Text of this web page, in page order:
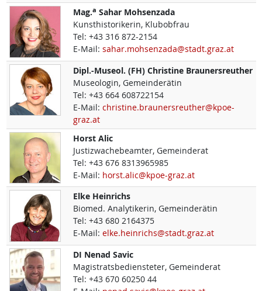
Mag.a Sahar Mohsenzada
Kunsthistorikerin, Klubobfrau
Tel: +43 316 872-2154
E-Mail: sahar.mohsenzada@stadt.graz.at
Dipl.-Museol. (FH) Christine Braunersreuther
Museologin, Gemeinderätin
Tel: +43 664 608722154
E-Mail: christine.braunersreuther@kpoe-
graz.at
Horst Alic
Justizwachebeamter, Gemeinderat
Tel: +43 676 8313965985
E-Mail: horst.alic@kpoe-graz.at
Elke Heinrichs
Biomed. Analytikerin, Gemeinderätin
Tel: +43 680 2164375
E-Mail: elke.heinrichs@stadt.graz.at
DI Nenad Savic
Magistratsbediensteter, Gemeinderat
Tel: +43 670 60250 44